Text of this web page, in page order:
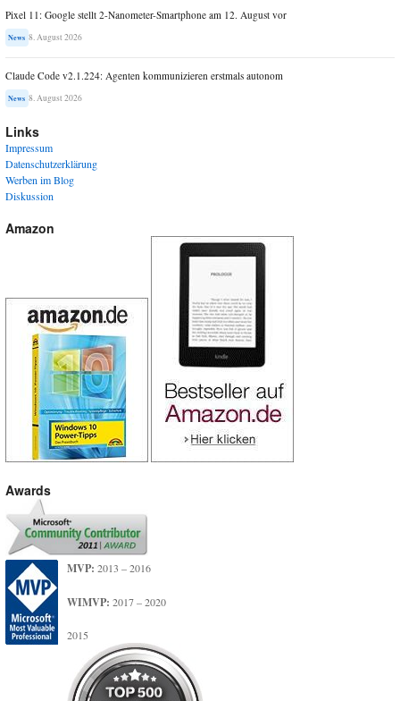
Pixel 11: Google stellt 2-Nanometer-Smartphone am 12. August vor
News 8. August 2026
Claude Code v2.1.224: Agenten kommunizieren erstmals autonom
News 8. August 2026
Links
Impressum
Datenschutzerklärung
Werben im Blog
Diskussion
Amazon
Awards
MVP: 2013 – 2016
WIMVP: 2017 – 2020
2015